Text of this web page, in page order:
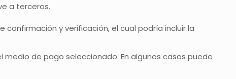
a terceros.
y verificación, el cual podría incluir la
de pago seleccionado. En algunos casos puede